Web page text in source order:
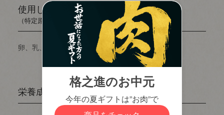
使用しているアレルギー物質
（特定原材料等28品目）
卵、乳、小麦、牛肉、豚肉
栄養成分表示